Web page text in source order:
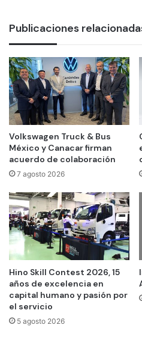
Publicaciones
Volkswagen Truck & Bus
México y Canacar firman
acuerdo de colaboración
7 agosto 2026
Hino Skill Contest 2026, 15
años de excelencia en
capital humano y pasión por
el servicio
5 agosto 2026